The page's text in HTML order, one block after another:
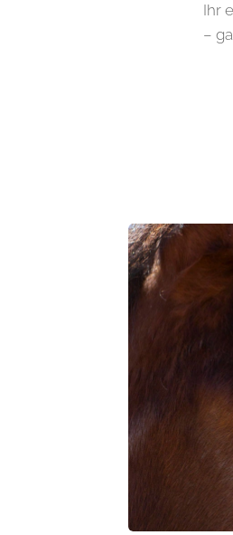
Ihr
–